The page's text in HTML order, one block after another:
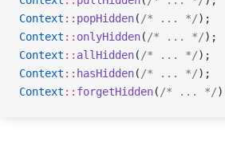
Context :: popHidden( /* ... */);
Context :: onlyHidden( /* ... */);
Context :: allHidden( /* ... */);
Context :: hasHidden( /* ... */);
Context :: forgetHidden( /* ... */